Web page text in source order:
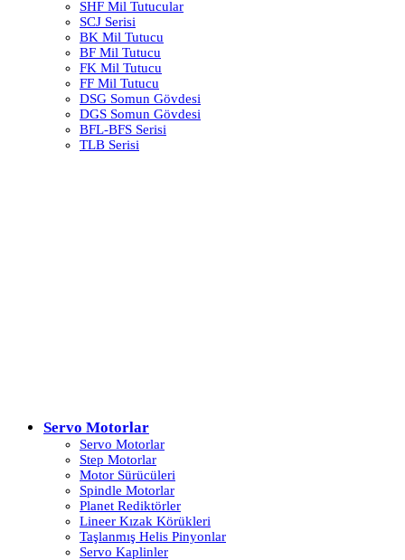
SHF Mil Tutucular
SCJ Serisi
BK Mil Tutucu
BF Mil Tutucu
FK Mil Tutucu
FF Mil Tutucu
DSG Somun Gövdesi
DGS Somun Gövdesi
BFL-BFS Serisi
TLB Serisi
Servo Motorlar
Servo Motorlar
Step Motorlar
Motor Sürücüleri
Spindle Motorlar
Planet Rediktörler
Lineer Kızak Körükleri
Taşlanmış Helis Pinyonlar
Servo Kaplinler